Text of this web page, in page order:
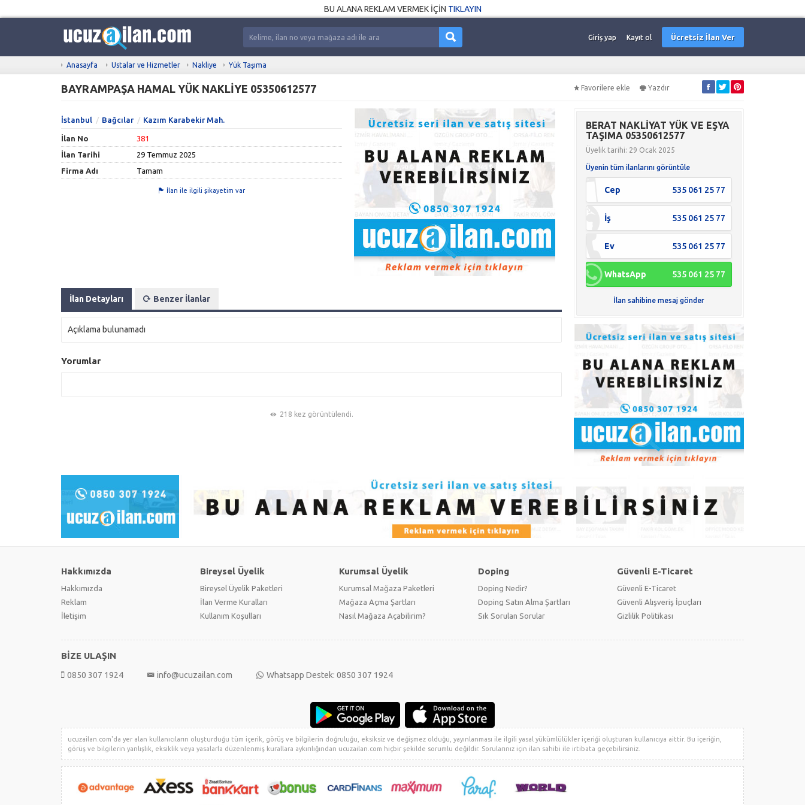
BU ALANA REKLAM VERMEK İÇİN TIKLAYIN
Giriş yap Kayıt ol Ücretsiz İlan Ver
Anasayfa Ustalar ve Hizmetler Nakliye Yük Taşıma
BAYRAMPAŞA HAMAL YÜK NAKLİYE 05350612577 Favorilere ekle Yazdır
İstanbul Bağcılar Kazım Karabekir Mah.
İlan No
381
İlan Tarihi
29 Temmuz 2025
Firma Adı
Tamam
İlan ile ilgili şikayetim var
İlan Detayları Benzer İlanlar
Açıklama bulunamadı
Yorumlar
218 kez görüntülendi.
BERAT NAKLİYAT YÜK VE EŞYA
TAŞIMA 05350612577
Üyelik tarihi: 29 Ocak 2025
Üyenin tüm ilanlarını görüntüle
Cep 535 061 25 77
İş 535 061 25 77
Ev 535 061 25 77
WhatsApp 535 061 25 77
İlan sahibine mesaj gönder
Hakkımızda
Hakkımızda
Reklam
İletişim
Bireysel Üyelik
Bireysel Üyelik Paketleri
İlan Verme Kuralları
Kullanım Koşulları
Kurumsal Üyelik
Kurumsal Mağaza Paketleri
Mağaza Açma Şartları
Nasıl Mağaza Açabilirim?
Doping
Doping Nedir?
Doping Satın Alma Şartları
Sık Sorulan Sorular
Güvenli E-Ticaret
Güvenli E-Ticaret
Güvenli Alışveriş İpuçları
Gizlilik Politikası
BİZE ULAŞIN
0850 307 1924 info@ucuzailan.com Whatsapp Destek: 0850 307 1924
ucuzailan.com'da yer alan kullanıcıların oluşturduğu tüm içerik, görüş ve bilgilerin doğruluğu, eksiksiz ve değişmez olduğu, yayınlanması ile ilgili yasal yükümlülükler içeriği oluşturan kullanıcıya aittir. Bu içeriğin,
görüş ve bilgilerin yanlışlık, eksiklik veya yasalarla düzenlenmiş kurallara aykırılığından ucuzailan.com hiçbir şekilde sorumlu değildir. Sorularınız için ilan sahibi ile irtibata geçebilirsiniz.